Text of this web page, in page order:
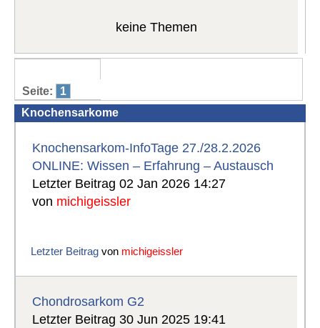
keine Themen
Seite:
1
Knochensarkome
Knochensarkom-InfoTage 27./28.2.2026
ONLINE: Wissen – Erfahrung – Austausch
Letzter Beitrag 02 Jan 2026 14:27
von michigeissler
Letzter Beitrag von michigeissler
Chondrosarkom G2
Letzter Beitrag 30 Jun 2025 19:41